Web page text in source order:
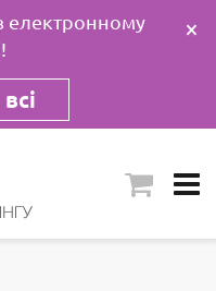
електронному
×